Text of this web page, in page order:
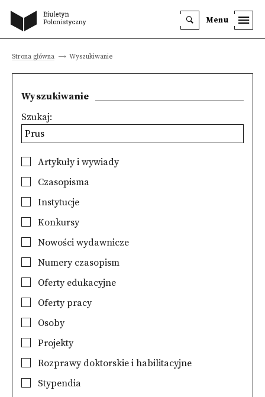
Menu
Strona główna Wyszukiwanie
Wyszukiwanie
Szukaj:
Artykuły i wywiady
Czasopisma
Instytucje
Konkursy
Nowości wydawnicze
Numery czasopism
Oferty edukacyjne
Oferty pracy
Osoby
Projekty
Rozprawy doktorskie i habilitacyjne
Stypendia